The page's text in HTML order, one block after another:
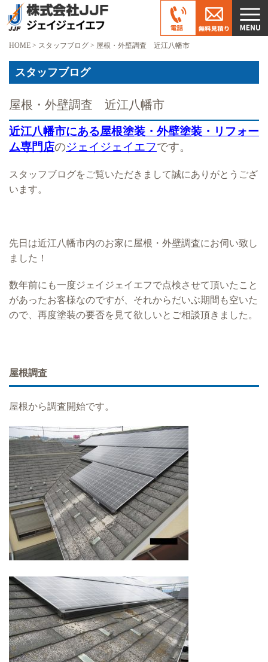
HOME > スタッフブログ > 屋根・外壁調査 近江八幡市
スタッフブログ
屋根・外壁調査 近江八幡市
近江八幡市にある屋根塗装・外壁塗装・リフォー
ム専門店のジェイジェイエフです。
スタッフブログをご覧いただきまして誠にありがとうござ
います。
先日は近江八幡市内のお家に屋根・外壁調査にお伺い致し
ました！
数年前にも一度ジェイジェイエフで点検させて頂いたこと
があったお客様なのですが、それからだいぶ期間も空いた
ので、再度塗装の要否を見て欲しいとご相談頂きました。
屋根調査
屋根から調査開始です。